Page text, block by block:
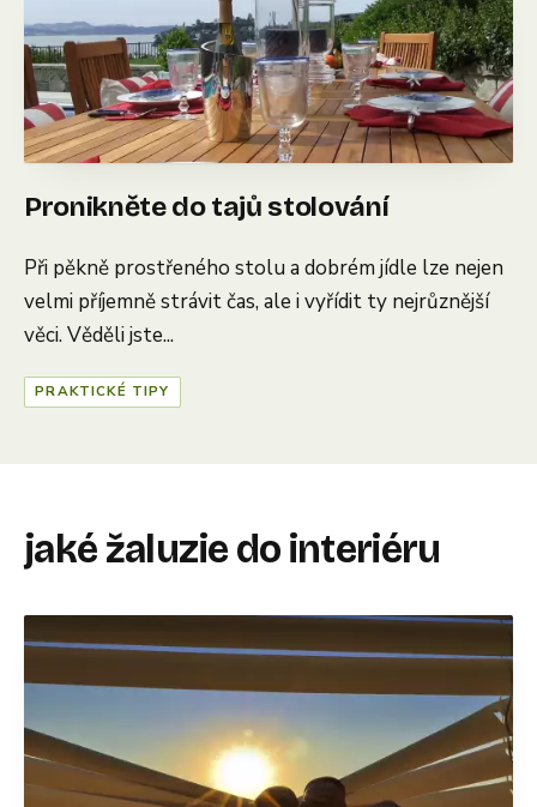
Pronikněte do tajů stolování
Při pěkně prostřeného stolu a dobrém jídle lze nejen
velmi příjemně strávit čas, ale i vyřídit ty nejrůznější
věci. Věděli jste...
PRAKTICKÉ TIPY
jaké žaluzie do interiéru